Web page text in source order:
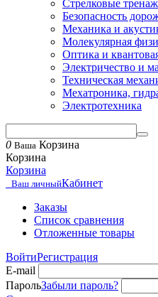
Стрелковые
Безопасность
Механика и
Молекулярная
Оптика и
Электричество и
Техническая
Мехатроника,
Электротехника
0 Ваша Корзина
Корзина
Корзина
Ваш личныйКабинет
Заказы
Список сравнения
Отложенные товары
ВойтиРегистрация
E-mail
ПарольЗабыли пароль?